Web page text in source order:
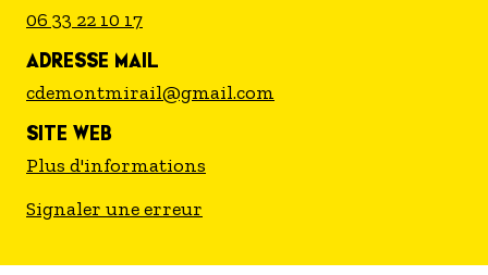
06 33 22 10 17
ADRESSE MAIL
cdemontmirail@gmail.com
SITE WEB
Plus d'informations
Signaler une erreur